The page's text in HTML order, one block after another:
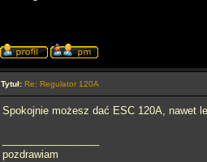
Tytuł: Re: Regulator 120A
Spokojnie możesz dać ESC 120A, nawet
pozdrawiam